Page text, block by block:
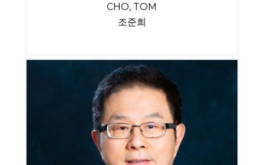
CHO, TOM
조준희